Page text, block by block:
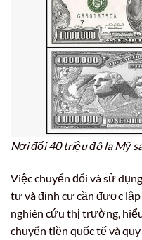
Nơi đổi 40 triệu đô la Mỹ
Việc chuyển đổi và sử dụng
tư và định cư cần được lập
nghiên cứu thị trường,
chuyển tiền quốc tế và